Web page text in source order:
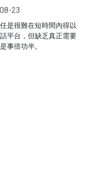
23
是很難在短時間內得以
平台，但缺乏真正需要
事倍功半。